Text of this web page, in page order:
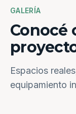
GALERÍA
Conocé
Espacios
equipamiento